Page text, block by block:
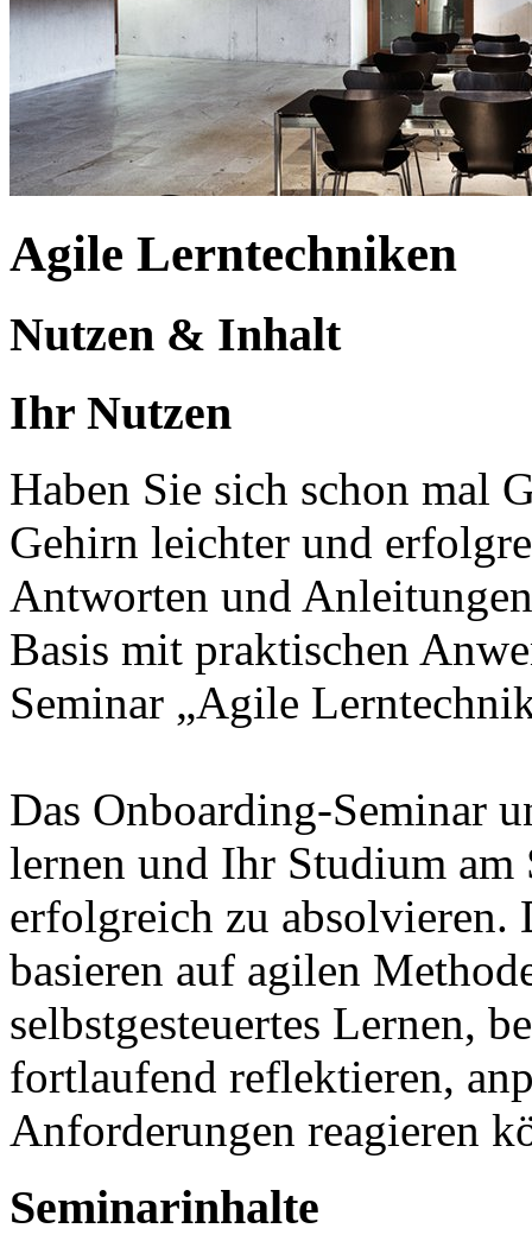
Agile Lerntechniken
Nutzen & Inhalt
Ihr Nutzen
Haben Sie sich schon mal
Gehirn leichter und
Antworten und
Basis mit praktischen
Seminar „Agile
Das Onboarding-Seminar
lernen und Ihr Studium
erfolgreich zu
basieren auf agilen
selbstgesteuertes Lernen,
fortlaufend reflektieren,
Anforderungen reagieren
Seminarinhalte